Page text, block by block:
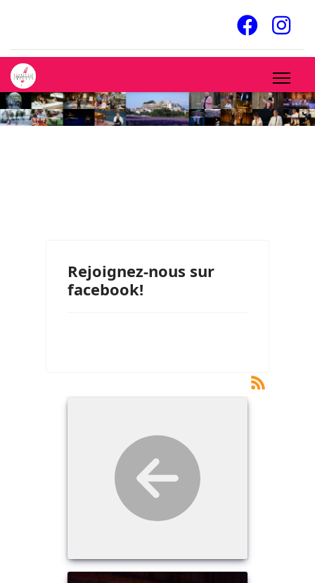
Rejoignez-nous sur
facebook!